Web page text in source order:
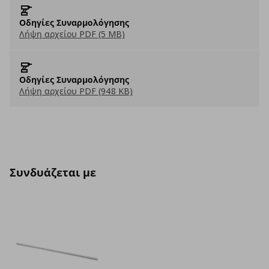
Οδηγίες Συναρμολόγησης
Λήψη αρχείου PDF (5 MB)
Οδηγίες Συναρμολόγησης
Λήψη αρχείου PDF (948 KB)
Συνδυάζεται με